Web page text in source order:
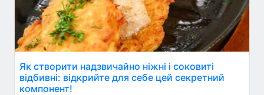
Як створити надзвичайно ніжні і соковиті
відбивні: відкрийте для себе цей секретний
компонент!